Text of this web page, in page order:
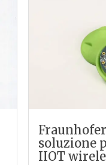
soluzione
IIOT